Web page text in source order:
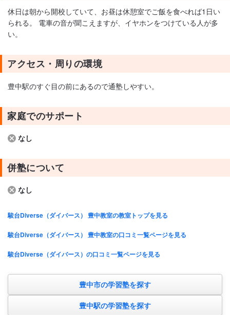
休日は朝から開校していて、お昼は休憩室でご飯を食べれば1日い
られる。 電車の音が聞こえますが、イヤホンをつけている人が多
い。
アクセス・周りの環境
豊中駅のすぐ目の前にあるので通塾しやすい。
家庭でのサポート
なし
併塾について
なし
駿台Diverse（ダイバース） 豊中教室の教室トップを見る
駿台Diverse（ダイバース） 豊中教室の口コミ一覧ページを見る
駿台Diverse（ダイバース）の口コミ一覧ページを見る
豊中市の学習塾を探す
豊中駅の学習塾を探す